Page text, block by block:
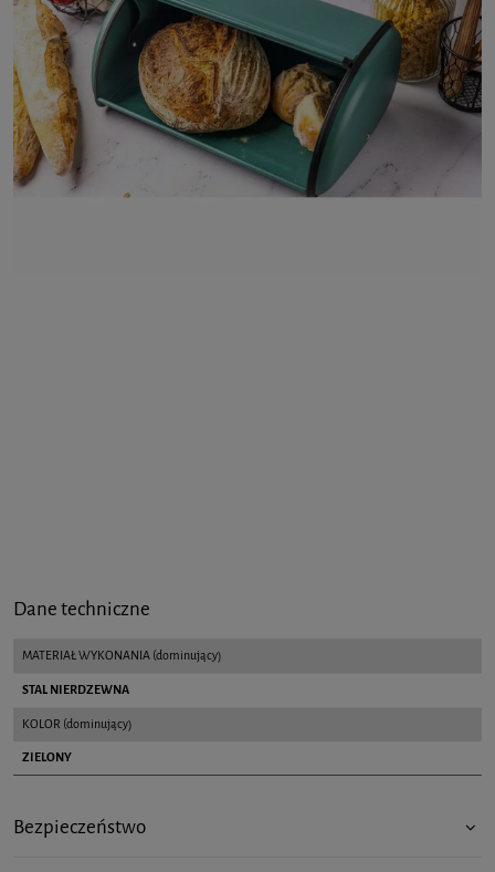
Dane techniczne
MATERIAŁ WYKONANIA (dominujący)
STAL NIERDZEWNA
KOLOR (dominujący)
ZIELONY
Bezpieczeństwo